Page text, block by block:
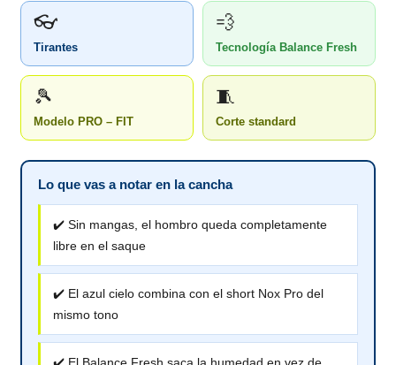
👓
Tirantes
💨
Tecnología Balance Fresh
🎾
Modelo PRO – FIT
🧵
Corte standard
Lo que vas a notar en la cancha
✔️ Sin mangas, el hombro queda completamente
libre en el saque
✔️ El azul cielo combina con el short Nox Pro del
mismo tono